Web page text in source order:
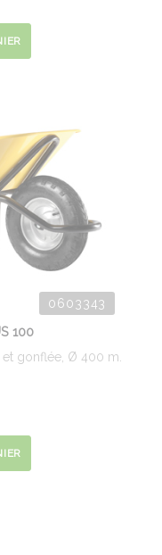
0603343
100
gonflée, Ø 400 m.